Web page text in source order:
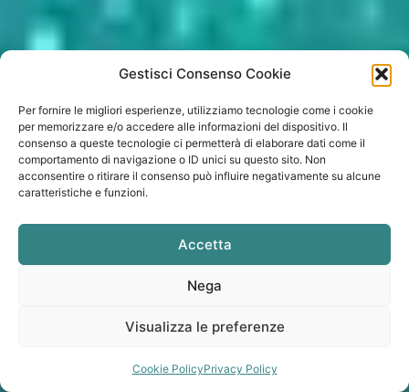
Gestisci Consenso Cookie
Per fornire le migliori esperienze, utilizziamo tecnologie come i cookie
per memorizzare e/o accedere alle informazioni del dispositivo. Il
consenso a queste tecnologie ci permetterà di elaborare dati come il
comportamento di navigazione o ID unici su questo sito. Non
acconsentire o ritirare il consenso può influire negativamente su alcune
caratteristiche e funzioni.
Accetta
Nega
Visualizza le preferenze
Cookie PolicyPrivacy Policy